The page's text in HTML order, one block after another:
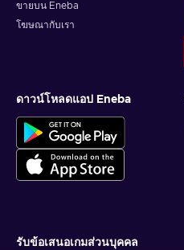
ขายบน Eneba
โฆษณากับเรา
ดาวน์โหลดแอป Eneba
รับข้อเสนอเกมส่วนบุคคล